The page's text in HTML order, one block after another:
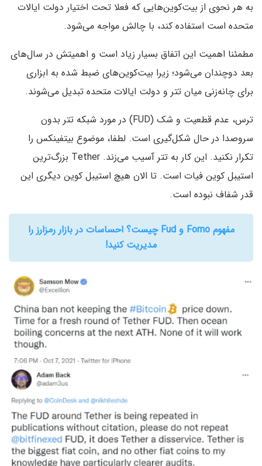
به هر نحوی از بیت‌کوین‌هایی که فعلا تحت اختیار دولت ایالات
متحده است استفاده کند، با چالش مواجه می‌شود.
مطمئنا اهمیت این اتفاق بسیار زیاد است و اهمیتش در سال‌های
بعد دوچندان می‌شود؛ زیرا بیت‌کوین‌های ضبط شده به ابزاری
برای چانه‌زنی میان تتر و دولت ایالات متحده تبدیل می‌شوند.
ترس، عدم قطعیت و شک (FUD) در مورد شبکه تتر بدون
سروصدا در حال شکل‌گیری است. لطفا، موضوع بیتفینکس را
تکرار نکنید. این کار به تتر آسیب می‌زند. Tether بزرگ‌ترین
استیبل کوین فیات است. تا الان هیچ استیبل کوین دیگری این
قدر شفاف نبوده است.
مفهوم Fomo و Fud چیست؟ احساسات در بازار رمزارز را
مدیریت کنید!